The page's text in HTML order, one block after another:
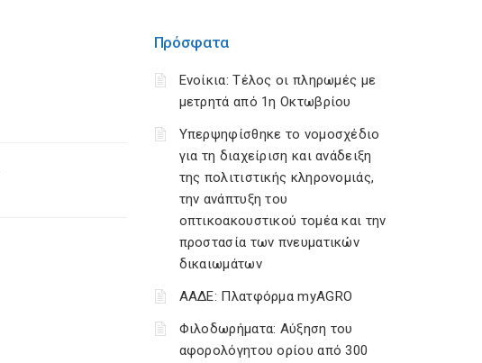
Πρόσφατα
Ενοίκια: Τέλος οι πληρωμές με
μετρητά από 1η Οκτωβρίου
Υπερψηφίσθηκε το νομοσχέδιο
για τη διαχείριση και ανάδειξη
της πολιτιστικής κληρονομιάς,
την ανάπτυξη του
οπτικοακουστικού τομέα και την
προστασία των πνευματικών
δικαιωμάτων
ΑΑΔΕ: Πλατφόρμα myAGRO
Φιλοδωρήματα: Αύξηση του
αφορολόγητου ορίου από 300